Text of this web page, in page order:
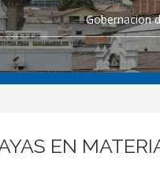
Gobernacion
EN